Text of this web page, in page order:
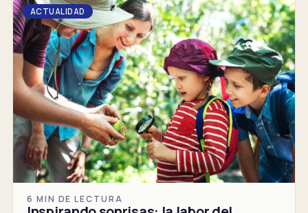
ACTUALIDAD
6 MIN DE LECTURA